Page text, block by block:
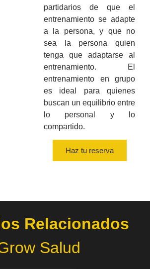
partidarios de que el
entrenamiento se adapte
a la persona, y que no
sea la persona quien
tenga que adaptarse al
entrenamiento. El
entrenamiento en grupo
es ideal para quienes
buscan un equilibrio entre
lo personal y lo
compartido.
Haz tu reserva
Relacionados
Salud